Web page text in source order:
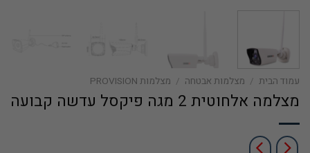
עמוד הבית / מצלמות אבטחה / מצלמות PROVISION
מצלמה אלחוטית 2 מגה פיקסל עדשה קבועה